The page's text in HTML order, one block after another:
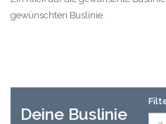
gewünschten Buslinie.
Deine Buslinie